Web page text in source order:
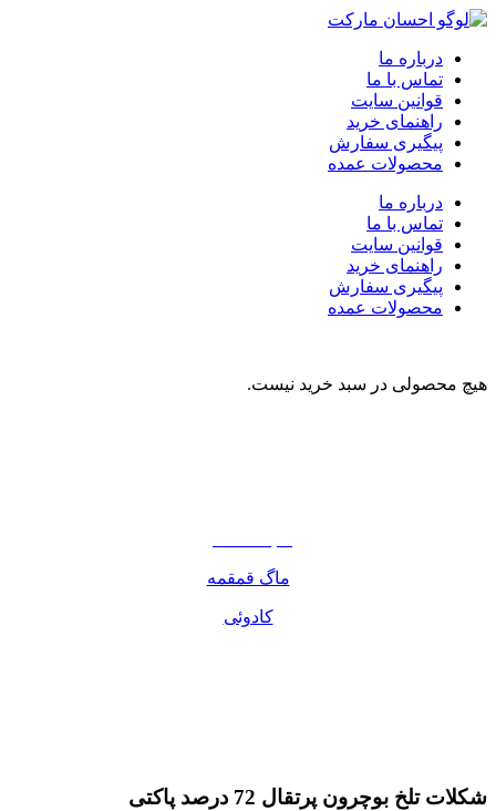
درباره ما
تماس با ما
قوانین سایت
راهنمای خرید
پیگیری سفارش
محصولات عمده
درباره ما
تماس با ما
قوانین سایت
راهنمای خرید
پیگیری سفارش
محصولات عمده
هیچ محصولی در سبد خرید نیست.
ماگ قمقمه
کادوئی
شکلات تلخ بوچرون پرتقال 72 درصد پاکتی